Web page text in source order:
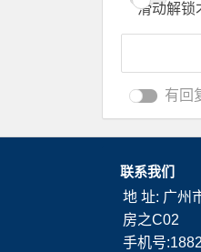
滑动解锁
有回
联系我们
地 址: 广州
房之C02
手机号